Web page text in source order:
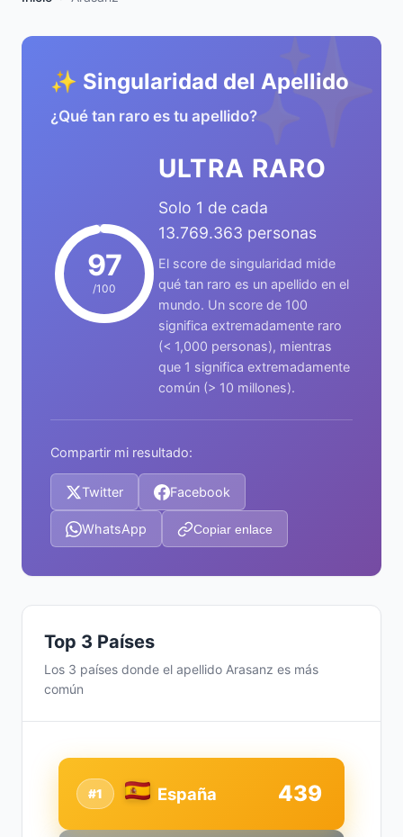
✨
✨ Singularidad del Apellido
¿Qué tan raro es tu apellido?
97
/100
ULTRA RARO
Solo 1 de cada
13.769.363 personas
El score de singularidad mide
qué tan raro es un apellido en el
mundo. Un score de 100
significa extremadamente raro
(< 1,000 personas), mientras
que 1 significa extremadamente
común (> 10 millones).
Compartir mi resultado:
Twitter Facebook
WhatsApp Copiar enlace
Top 3 Países
Los 3 países donde el apellido Arasanz es más
común
#1 España 439